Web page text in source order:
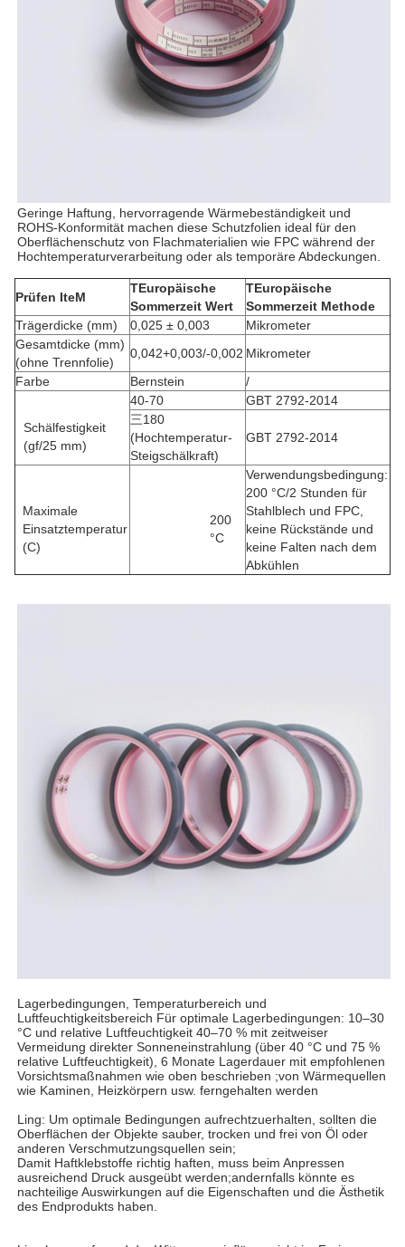
Geringe Haftung, hervorragende Wärmebeständigkeit und
ROHS-Konformität machen diese Schutzfolien ideal für den
Oberflächenschutz von Flachmaterialien wie FPC während der
Hochtemperaturverarbeitung oder als temporäre Abdeckungen.
Prüfen IteM
TEuropäische
Sommerzeit Wert
TEuropäische
Sommerzeit Methode
Trägerdicke (mm)
0,025 ± 0,003
Mikrometer
Gesamtdicke (mm)
(ohne Trennfolie)
0,042+0,003/-0,002 Mikrometer
Farbe
Bernstein /
Schälfestigkeit
(gf/25 mm)
40-70
GBT 2792-2014
三180
(Hochtemperatur-
Steigschälkraft)
GBT 2792-2014
Maximale
Einsatztemperatur
(C)
200
°C
Verwendungsbedingung:
200 °C/2 Stunden für
Stahlblech und FPC,
keine Rückstände und
keine Falten nach dem
Abkühlen
Lagerbedingungen, Temperaturbereich und
Luftfeuchtigkeitsbereich Für optimale Lagerbedingungen: 10–30
°C und relative Luftfeuchtigkeit 40–70 % mit zeitweiser
Vermeidung direkter Sonneneinstrahlung (über 40 °C und 75 %
relative Luftfeuchtigkeit), 6 Monate Lagerdauer mit empfohlenen
Vorsichtsmaßnahmen wie oben beschrieben ;von Wärmequellen
wie Kaminen, Heizkörpern usw. ferngehalten werden
Ling: Um optimale Bedingungen aufrechtzuerhalten, sollten die
Oberflächen der Objekte sauber, trocken und frei von Öl oder
anderen Verschmutzungsquellen sein;
Damit Haftklebstoffe richtig haften, muss beim Anpressen
ausreichend Druck ausgeübt werden;andernfalls könnte es
nachteilige Auswirkungen auf die Eigenschaften und die Ästhetik
des Endprodukts haben.